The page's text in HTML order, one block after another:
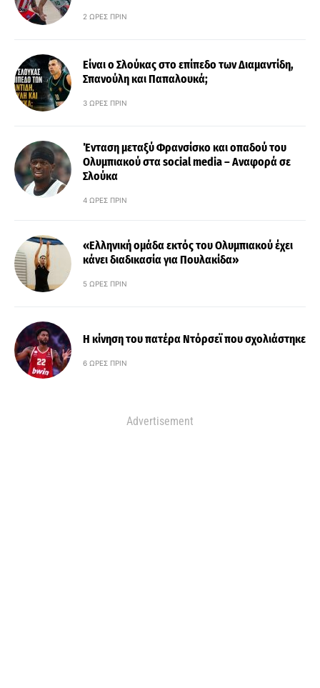
2 ΏΡΕΣ ΠΡΙΝ
Είναι ο Σλούκας στο επίπεδο των Διαμαντίδη,
Σπανούλη και Παπαλουκά;
3 ΏΡΕΣ ΠΡΙΝ
Ένταση μεταξύ Φρανσίσκο και οπαδού του
Ολυμπιακού στα social media – Αναφορά σε
Σλούκα
4 ΏΡΕΣ ΠΡΙΝ
«Ελληνική ομάδα εκτός του Ολυμπιακού έχει
κάνει διαδικασία για Πουλακίδα»
5 ΏΡΕΣ ΠΡΙΝ
Η κίνηση του πατέρα Ντόρσεϊ που σχολιάστηκε
6 ΏΡΕΣ ΠΡΙΝ
Advertisement